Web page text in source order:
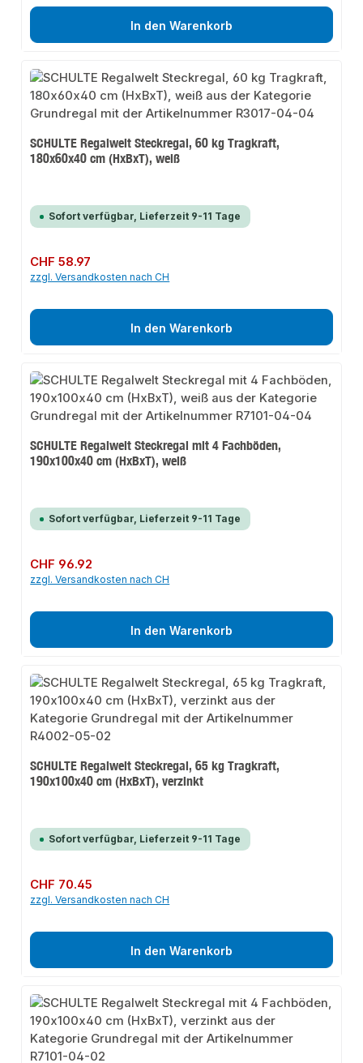
In den Warenkorb
SCHULTE Regalwelt Steckregal, 60 kg Tragkraft,
180x60x40 cm (HxBxT), weiß
Sofort verfügbar, Lieferzeit 9-11 Tage
Regulärer Preis:
CHF 58.97
zzgl. Versandkosten nach CH
In den Warenkorb
SCHULTE Regalwelt Steckregal mit 4 Fachböden,
190x100x40 cm (HxBxT), weiß
Sofort verfügbar, Lieferzeit 9-11 Tage
Regulärer Preis:
CHF 96.92
zzgl. Versandkosten nach CH
In den Warenkorb
SCHULTE Regalwelt Steckregal, 65 kg Tragkraft,
190x100x40 cm (HxBxT), verzinkt
Sofort verfügbar, Lieferzeit 9-11 Tage
Regulärer Preis:
CHF 70.45
zzgl. Versandkosten nach CH
In den Warenkorb